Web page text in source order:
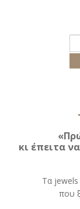
κι έπειτα
Τα jewels
που